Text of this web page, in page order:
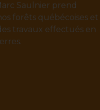
Saulnier prend
forêts québécoises et
travaux effectués en